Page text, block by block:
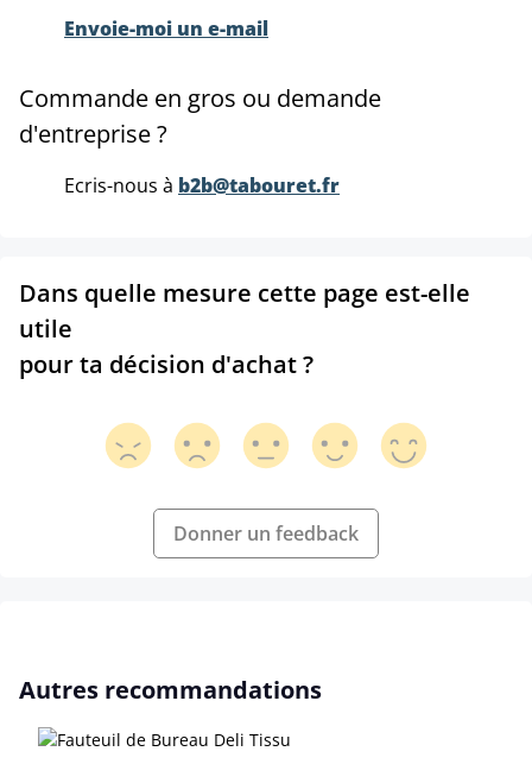
Envoie-moi un e-mail
Commande en gros ou demande
d'entreprise ?
Ecris-nous à b2b@tabouret.fr
Dans quelle mesure cette page est-elle
utile
pour ta décision d'achat ?
Donner un feedback
Ignorer la galerie de produits
Autres recommandations